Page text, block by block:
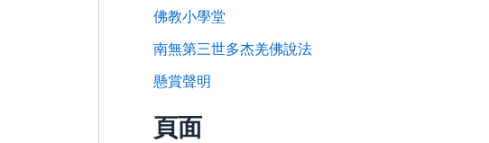
佛教小學堂
南無第三世多杰羌佛說法
懸賞聲明
頁面